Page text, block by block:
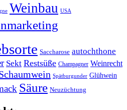
Weinbau USA
Saccharose autochthone
Sekt Restsüße Champagner Weinrecht
Spätburgunder Glühwein
Säure Neuzüchtung